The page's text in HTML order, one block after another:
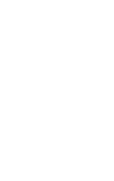
Kapstadt